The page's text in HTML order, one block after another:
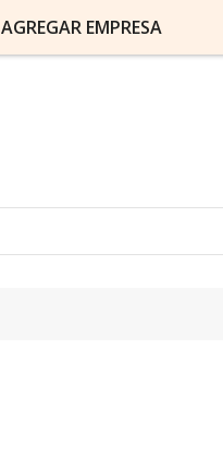
AGREGAR EMPRESA